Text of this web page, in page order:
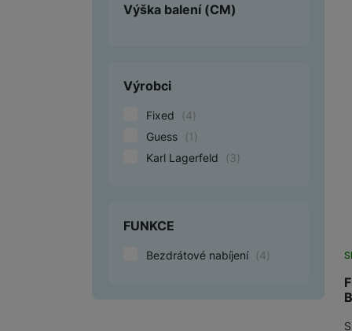
Výška balení (CM)
Výrobci
Fixed (4)
Guess
(1 )
Karl Lagerfeld
(3)
FUNKCE
Bezdrátové nabíjení (4)